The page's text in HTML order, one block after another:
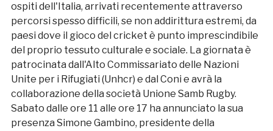
ospiti dell'Italia, arrivati recentemente attraverso
percorsi spesso difficili, se non addirittura estremi, da
paesi dove il gioco del cricket è punto imprescindibile
del proprio tessuto culturale e sociale. La giornata è
patrocinata dall'Alto Commissariato delle Nazioni
Unite per i Rifugiati (Unhcr) e dal Coni e avrà la
collaborazione della società Unione Samb Rugby.
Sabato dalle ore 11 alle ore 17 ha annunciato la sua
presenza Simone Gambino, presidente della